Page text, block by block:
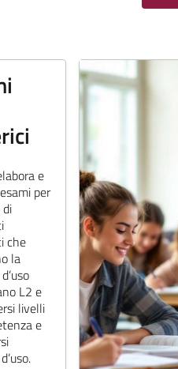
e
per
che
la
L2 e
livelli
e